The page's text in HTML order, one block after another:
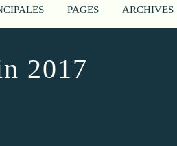
PAGES ARCHIVES
2017